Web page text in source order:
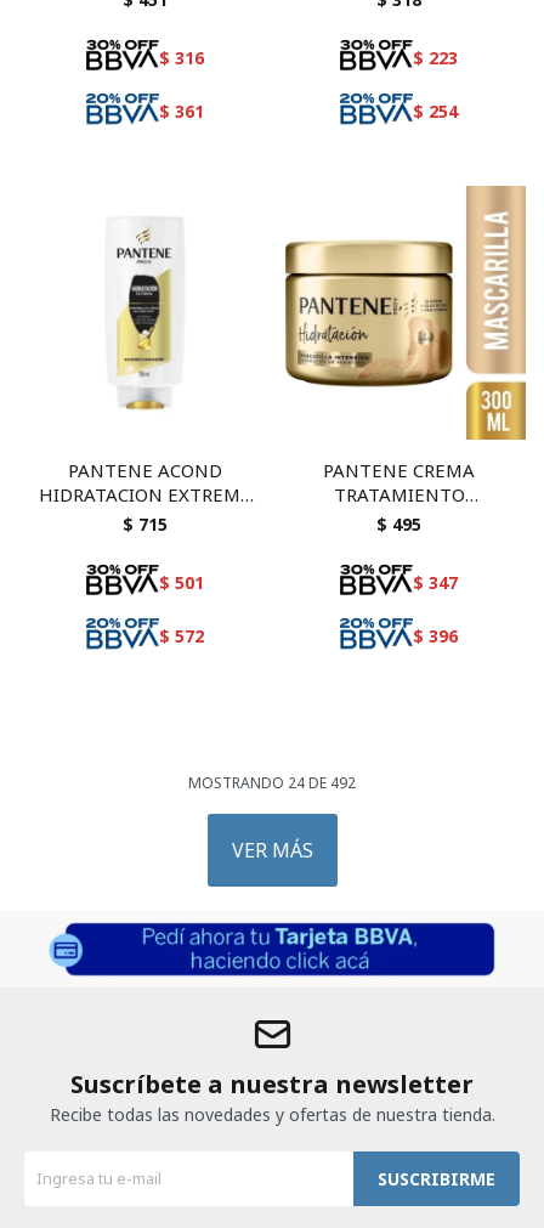
$ 316
$ 361
$ 223
$ 254
PANTENE ACOND
HIDRATACION EXTREMA
700 ML
$ 715
$ 501
$ 572
PANTENE CREMA
TRATAMIENTO
HIDRATACION 300 ML
$ 495
$ 347
$ 396
MOSTRANDO 24DE 492
VER MÁS
Suscríbete a nuestra newsletter
Recibe todas las novedades y ofertas de nuestra tienda.
SUSCRIBIRME